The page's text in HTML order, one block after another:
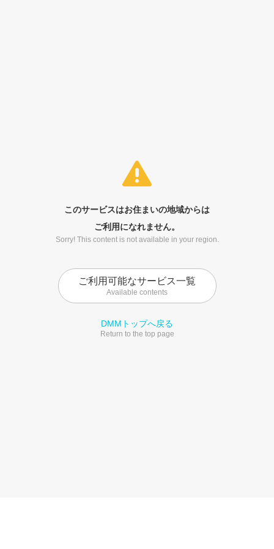
このサービスはお住まいの地域からは
ご利用になれません。
Sorry! This content is not available in your region.
ご利用可能なサービス一覧
Available contents
DMMトップへ戻る
Return to the top page